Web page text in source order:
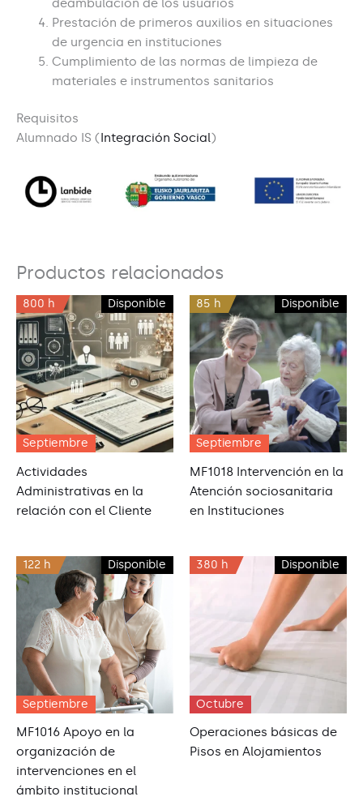
deambulación de los usuarios
Prestación de primeros auxilios en situaciones
de urgencia en instituciones
Cumplimiento de las normas de limpieza de
materiales e instrumentos sanitarios
Requisitos
Alumnado IS (Integración Social)
Productos relacionados
Septiembre
Disponible
800 h
Actividades
Administrativas en la
relación con el Cliente
85 h
Septiembre
Disponible
MF1018 Intervención en la
Atención sociosanitaria
en Instituciones
122 h
Septiembre
Disponible
MF1016 Apoyo en la
organización de
intervenciones en el
ámbito institucional
380 h
Octubre
Disponible
Operaciones básicas de
Pisos en Alojamientos